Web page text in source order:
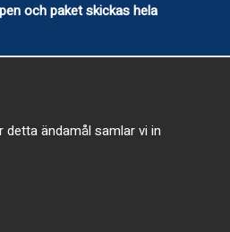
och paket skickas hela
ändamål samlar vi in